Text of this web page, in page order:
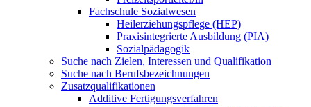
Fachschule Sozialwesen
Heilerziehungspflege (HEP)
Praxisintegrierte Ausbildung (PIA)
Sozialpädagogik
Suche nach Zielen, Interessen und Qualifikation
Suche nach Berufsbezeichnungen
Zusatzqualifikationen
Additive Fertigungsverfahren